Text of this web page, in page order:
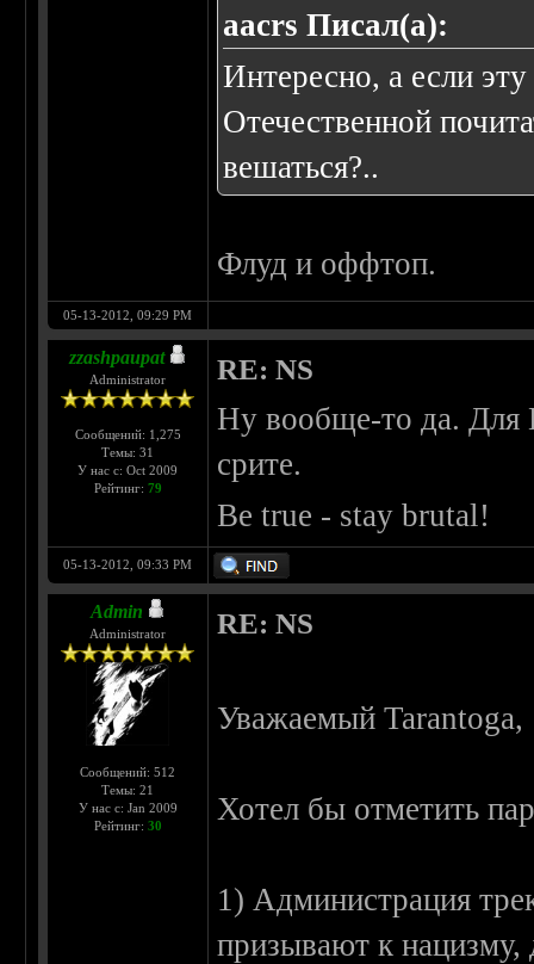
aacrs Писал(а):
Интересно, а если
Отечественной
вешаться?..
Флуд и оффтоп.
05-13-2012, 09:29 PM
zzashpaupat
Administrator
Сообщений: 1,275
Темы: 31
У нас с: Oct 2009
Рейтинг: 79
RE: NS
Ну вообще-то да.
срите.
Be true - stay brutal!
05-13-2012, 09:33 PM
Admin
Administrator
Сообщений: 512
Темы: 21
У нас с: Jan 2009
Рейтинг: 30
RE: NS
Уважаемый Tarantoga,
Хотел бы отметить
1) Администрация
призывают к